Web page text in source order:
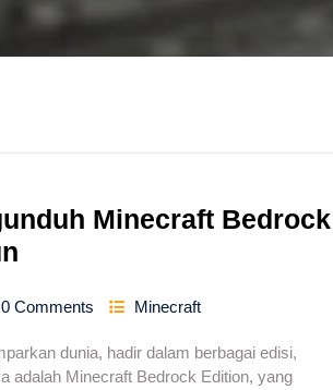
Minecraft Bedrock
0 Comments Minecraft
dunia, hadir dalam berbagai edisi,
adalah Minecraft Bedrock Edition, yang